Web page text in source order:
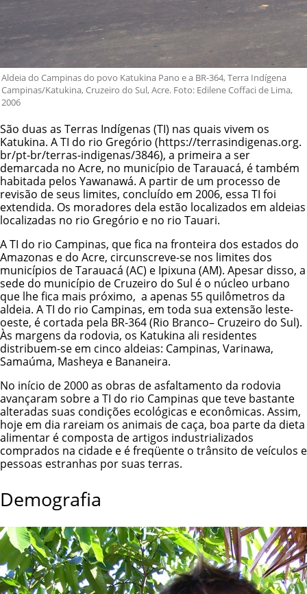
Aldeia do Campinas do povo Katukina Pano e a BR-364, Terra Indígena
Campinas/Katukina, Cruzeiro do Sul, Acre. Foto: Edilene Coffaci de Lima,
2006
São duas as Terras Indígenas (TI) nas quais vivem os
Katukina. ATI do rio Gregório
, a primeira a ser
demarcada no Acre, no município de Tarauacá, é também
habitada pelos Yawanawá. A partir de um processo de
revisão de seus limites, concluído em 2006, essa TI foi
extendida. Os moradores dela estão localizados em aldeias
localizadas no rio Gregório e no rio Tauari.
A TI do rio Campinas, que fica na fronteira dos estados do
Amazonas e do Acre, circunscreve-se nos limites dos
municípios de Tarauacá (AC) e Ipixuna (AM). Apesar disso, a
sede do município de Cruzeiro do Sul é o núcleo urbano
que lhe fica mais próximo, a apenas 55 quilômetros da
aldeia. A TI do rio Campinas, em toda sua extensão leste-
oeste, é cortada pela BR-364 (Rio Branco– Cruzeiro do Sul).
Às margens da rodovia, os Katukina ali residentes
distribuem-se em cinco aldeias: Campinas, Varinawa,
Samaúma, Masheya e Bananeira.
No início de 2000 as obras de asfaltamento da rodovia
avançaram sobre a TI do rio Campinas que teve bastante
alteradas suas condições ecológicas e econômicas. Assim,
hoje em dia rareiam os animais de caça, boa parte da dieta
alimentar é composta de artigos industrializados
comprados na cidade e é freqüente o trânsito de veículos e
pessoas estranhas por suas terras.
Demografia